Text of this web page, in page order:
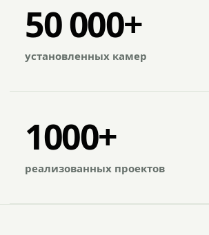
50 000+
установленных камер
1000+
реализованных проектов